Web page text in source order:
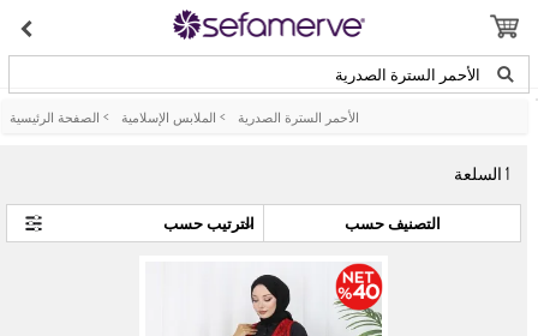
الأحمر السترة الصدرية
الصفحة الرئيسية > الملابس الإسلامية > الأحمر السترة الصدرية
1السلعة
التصنيف حسب